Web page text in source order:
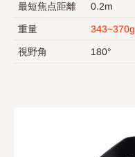
最短焦点距離 0.2m
重量 343~370g
視野角 180°